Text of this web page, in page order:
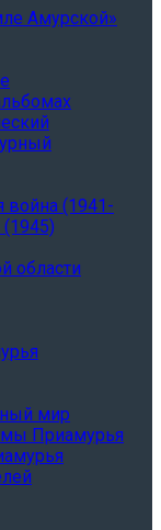
Амурской»
война (1941-
области
мир
Приамурья